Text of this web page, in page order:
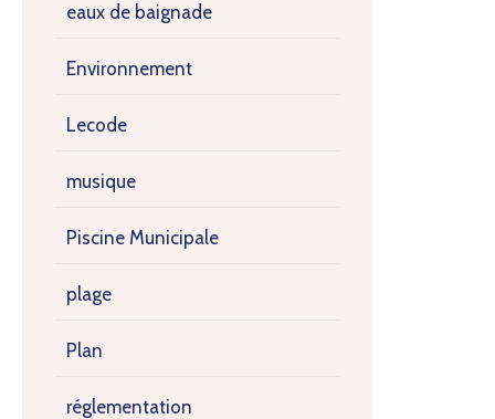
eaux de baignade
Environnement
Lecode
musique
Piscine Municipale
plage
Plan
réglementation